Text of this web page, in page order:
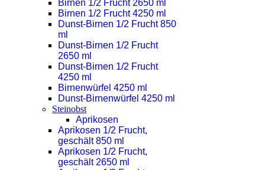
Birnen 1/2 Frucht 2650 ml
Birnen 1/2 Frucht 4250 ml
Dunst-Birnen 1/2 Frucht 850
ml
Dunst-Birnen 1/2 Frucht
2650 ml
Dunst-Birnen 1/2 Frucht
4250 ml
Birnenwürfel 4250 ml
Dunst-Birnenwürfel 4250 ml
Steinobst
Aprikosen
Aprikosen 1/2 Frucht,
geschält 850 ml
Aprikosen 1/2 Frucht,
geschält 2650 ml